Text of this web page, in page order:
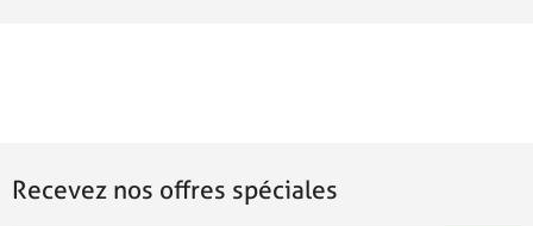
Recevez nos offres spéciales